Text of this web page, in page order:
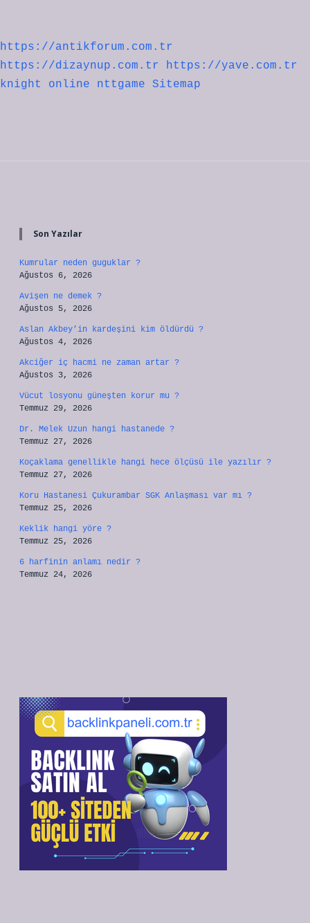
https://antikforum.com.tr
https://dizaynup.com.tr
https://yave.com.tr
knight online
nttgame Sitemap
Son Yazılar
Kumrular neden guguklar ?
Ağustos 6, 2026
Avişen ne demek ?
Ağustos 5, 2026
Aslan Akbey’in kardeşini kim öldürdü ?
Ağustos 4, 2026
Akciğer iç hacmi ne zaman artar ?
Ağustos 3, 2026
Vücut losyonu güneşten korur mu ?
Temmuz 29, 2026
Dr. Melek Uzun hangi hastanede ?
Temmuz 27, 2026
Koçaklama genellikle hangi hece ölçüsü ile yazılır ?
Temmuz 27, 2026
Koru Hastanesi Çukurambar SGK Anlaşması var mı ?
Temmuz 25, 2026
Keklik hangi yöre ?
Temmuz 25, 2026
6 harfinin anlamı nedir ?
Temmuz 24, 2026